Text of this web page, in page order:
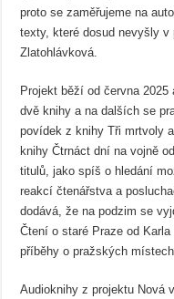
proto se zaměřujeme na
texty, které dosud nevyšly v
Zlatohlávková.
Projekt běží od června
dvě knihy a na dalších se
povídek z knihy Tři mrtvoly
knihy Čtrnáct dní na vojně
titulů, jako spíš o hledání
reakcí čtenářstva a
dodává, že na podzim se
Čtení o staré Praze od
příběhy o pražských
Audioknihy z projektu Nová